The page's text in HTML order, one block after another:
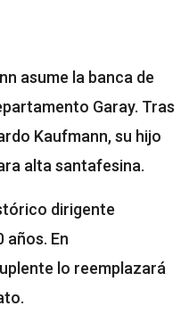
asume la banca de
Garay. Tras
Kaufmann, su hijo
alta santafesina.
dirigente
años. En
lo reemplazará